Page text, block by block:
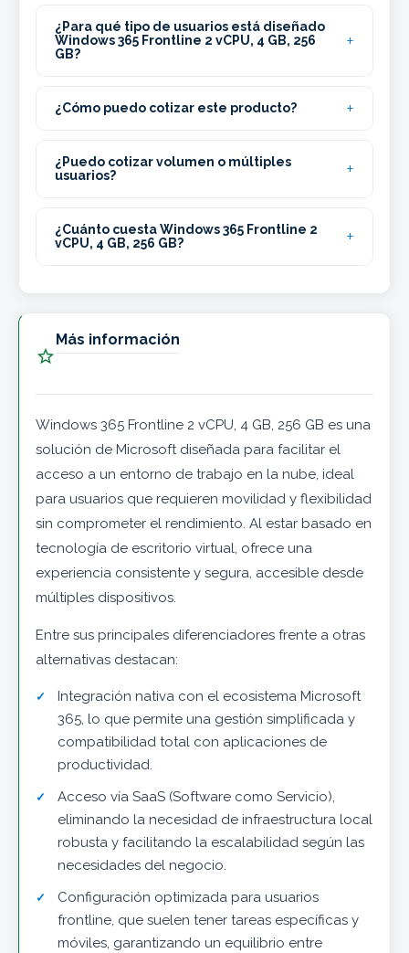
¿Para qué tipo de usuarios está diseñado
Windows 365 Frontline 2 vCPU, 4 GB, 256
GB?
¿Cómo puedo cotizar este producto?
¿Puedo cotizar volumen o múltiples
usuarios?
¿Cuánto cuesta Windows 365 Frontline 2
vCPU, 4 GB, 256 GB?

Más información
Windows 365 Frontline 2 vCPU, 4 GB, 256 GB es una
solución de Microsoft diseñada para facilitar el
acceso a un entorno de trabajo en la nube, ideal
para usuarios que requieren movilidad y flexibilidad
sin comprometer el rendimiento. Al estar basado en
tecnología de escritorio virtual, ofrece una
experiencia consistente y segura, accesible desde
múltiples dispositivos.
Entre sus principales diferenciadores frente a otras
alternativas destacan:
Integración nativa con el ecosistema Microsoft
365, lo que permite una gestión simplificada y
compatibilidad total con aplicaciones de
productividad.
Acceso vía SaaS (Software como Servicio),
eliminando la necesidad de infraestructura local
robusta y facilitando la escalabilidad según las
necesidades del negocio.
Configuración optimizada para usuarios
frontline, que suelen tener tareas específicas y
móviles, garantizando un equilibrio entre